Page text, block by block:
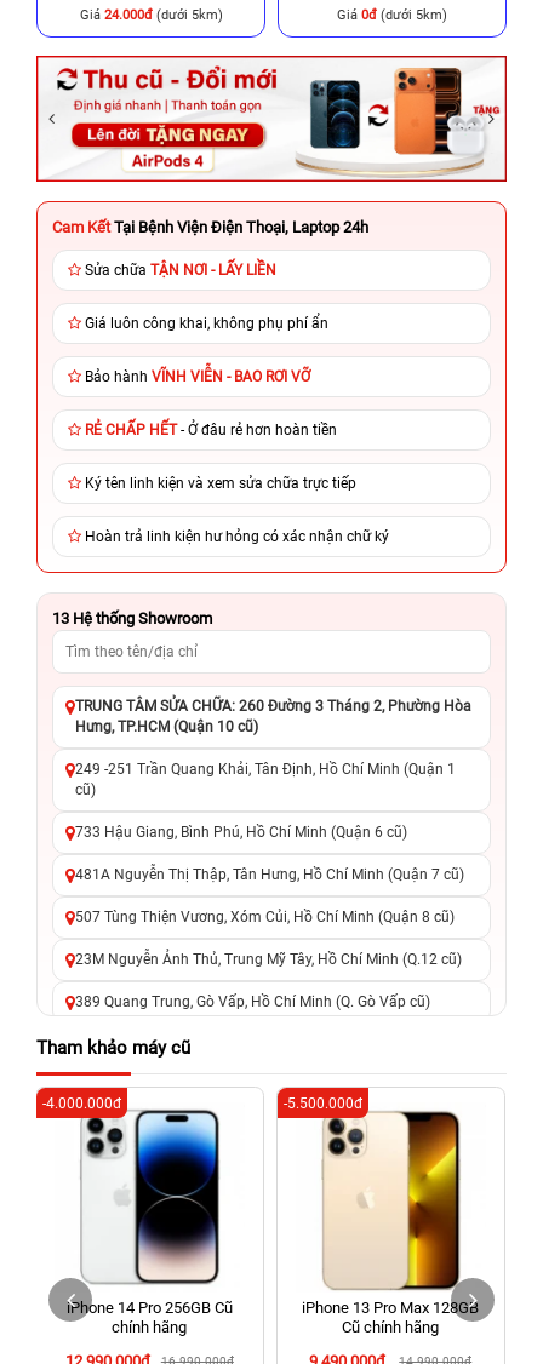
Giá 24.000đ(dưới 5km) Giá 0đ (dưới 5km)
Cam Kết Tại Bệnh Viện Điện Thoại, Laptop 24h
Sửa chữa TẬN NƠI - LẤY LIỀN
Giá luôn công khai, không phụ phí ẩn
Bảo hành VĨNH VIỄN - BAO RƠI VỠ
RẺ CHẤP HẾT- Ở đâu rẻ hơn hoàn tiền
Ký tên linh kiện và xem sửa chữa trực tiếp
Hoàn trả linh kiện hư hỏng có xác nhận chữ ký
13 Hệ thống Showroom
TRUNG TÂM SỬA CHỮA: 260 Đường 3 Tháng 2, Phường Hòa
Hưng, TP.HCM (Quận 10 cũ)
249 -251 Trần Quang Khải, Tân Định, Hồ Chí Minh (Quận 1
cũ)
733 Hậu Giang, Bình Phú, Hồ Chí Minh (Quận 6 cũ)
481A Nguyễn Thị Thập, Tân Hưng, Hồ Chí Minh (Quận 7 cũ)
507 Tùng Thiện Vương, Xóm Củi, Hồ Chí Minh (Quận 8 cũ)
23M Nguyễn Ảnh Thủ, Trung Mỹ Tây, Hồ Chí Minh (Q.12 cũ)
389 Quang Trung, Gò Vấp, Hồ Chí Minh (Q. Gò Vấp cũ)
625 - 625A Âu Cơ, Tân Phú, Hồ Chí Minh (Quận Tân Phú cũ)
326 Lê Văn Việt, Tăng Nhơn Phú, Hồ Chí Minh (Q.9 TP. Thủ
Đức cũ)
256 Võ Văn Ngân, Thủ Đức, Hồ Chí Minh (Bình Thọ, TP. Thủ
70 Nguyễn An Ninh, Dĩ An, Hồ Chí Minh (Bình Dương Cũ)
24h Vũng Tàu: 162A Ba Cu, Vũng Tàu, Hồ Chí Minh (TP. Vũng
Tàu cũ)
198 Hoàng Văn Thụ, Tân Sơn Nhất, Hồ Chí Minh (Tân Bình
Tham khảo máy cũ
iPhone 14 Pro 256GB Cũ
chính hãng
16.990.000đ
-4.000.000đ
iPhone 13 Pro Max 128GB
Cũ chính hãng
14.990.000đ
-5.500.000đ